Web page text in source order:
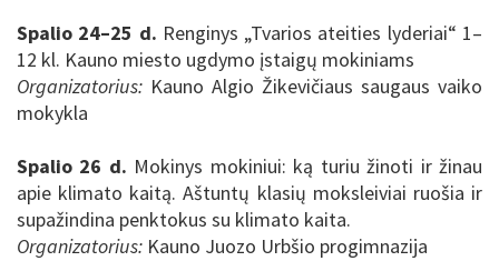
Spalio 24–25 d. Renginys „Tvarios ateities lyderiai“ 1–
12 kl. Kauno miesto ugdymo įstaigų mokiniams
Organizatorius: Kauno Algio Žikevičiaus saugaus vaiko
mokykla
Spalio 26 d. Mokinys mokiniui: ką turiu žinoti ir žinau
apie klimato kaitą. Aštuntų klasių moksleiviai ruošia ir
supažindina penktokus su klimato kaita.
Organizatorius: Kauno Juozo Urbšio progimnazija